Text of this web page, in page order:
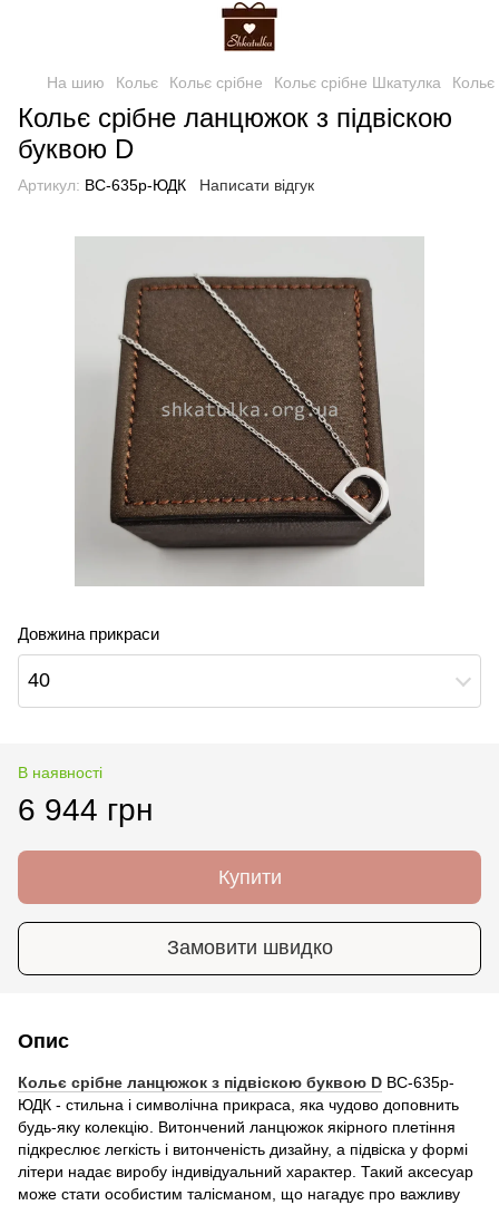
На шию Кольє Кольє срібне Кольє срібне Шкатулка Кольє
Кольє срібне ланцюжок з підвіскою
буквою D
Артикул: ВС-635р-ЮДК Написати відгук
Довжина прикраси
40
В наявності
6 944 грн
Купити
Замовити швидко
Опис
Кольє срібне ланцюжок з підвіскою буквою D ВС-635р-
ЮДК - стильна і символічна прикраса, яка чудово доповнить
будь-яку колекцію. Витончений ланцюжок якірного плетіння
підкреслює легкість і витонченість дизайну, а підвіска у формі
літери надає виробу індивідуальний характер. Такий аксесуар
може стати особистим талісманом, що нагадує про важливу